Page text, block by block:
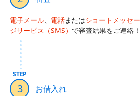
電子メール、 電話またはショートメッセー
ジサービス（SMS） で審査結果をご連絡！
STEP
3 お借入れ